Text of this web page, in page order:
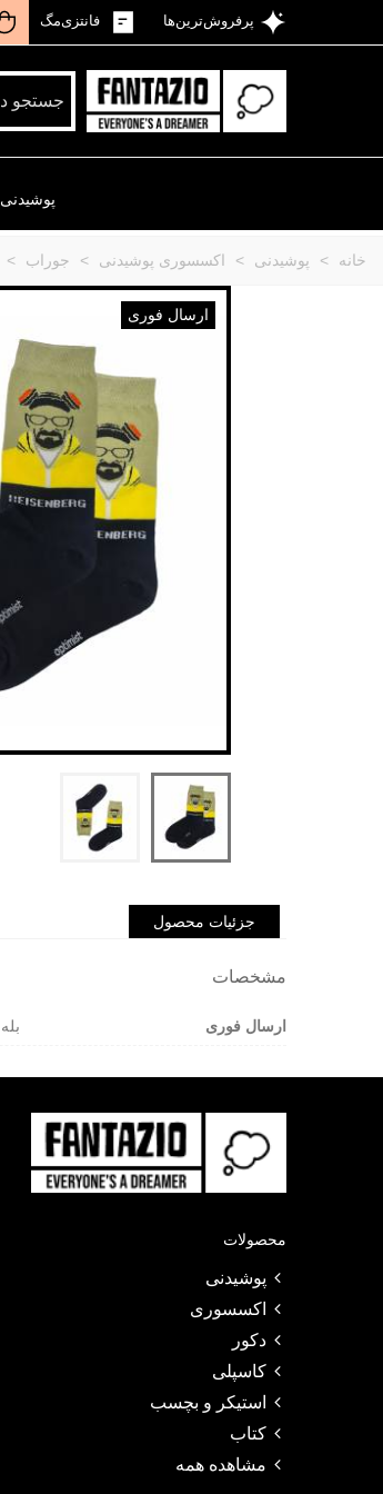
پرفروش‌ترین‌ها فانتزی‌مگ
پوشیدنی
خانه > پوشیدنی > اکسسوری پوشیدنی > جوراب >
ارسال فوری
جزئیات محصول
مشخصات
ارسال فوری بله
محصولات
پوشیدنی
اکسسوری
دکور
کاسپلی
استیکر و بچسب
کتاب
مشاهده همه